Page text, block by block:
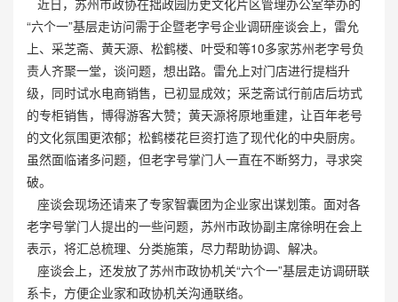
近日，苏州市政协在拙政园历史文化片区管理办公室举办的
“六个一”基层走访问需于企暨老字号企业调研座谈会上，雷允
上、采芝斋、黄天源、松鹤楼、叶受和等10多家苏州老字号负
责人齐聚一堂，谈问题，想出路。雷允上对门店进行提档升
级，同时试水电商销售，已初显成效；采芝斋试行前店后坊式
的专柜销售，博得游客大赞；黄天源将原地重建，让百年老号
的文化氛围更浓郁；松鹤楼花巨资打造了现代化的中央厨房。
虽然面临诸多问题，但老字号掌门人一直在不断努力，寻求突
破。
座谈会现场还请来了专家智囊团为企业家出谋划策。面对各
老字号掌门人提出的一些问题，苏州市政协副主席徐明在会上
表示，将汇总梳理、分类施策，尽力帮助协调、解决。
座谈会上，还发放了苏州市政协机关“六个一”基层走访调研联
系卡，方便企业家和政协机关沟通联络。